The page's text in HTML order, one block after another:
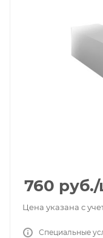
760 руб.
Цена указана с
Специальные